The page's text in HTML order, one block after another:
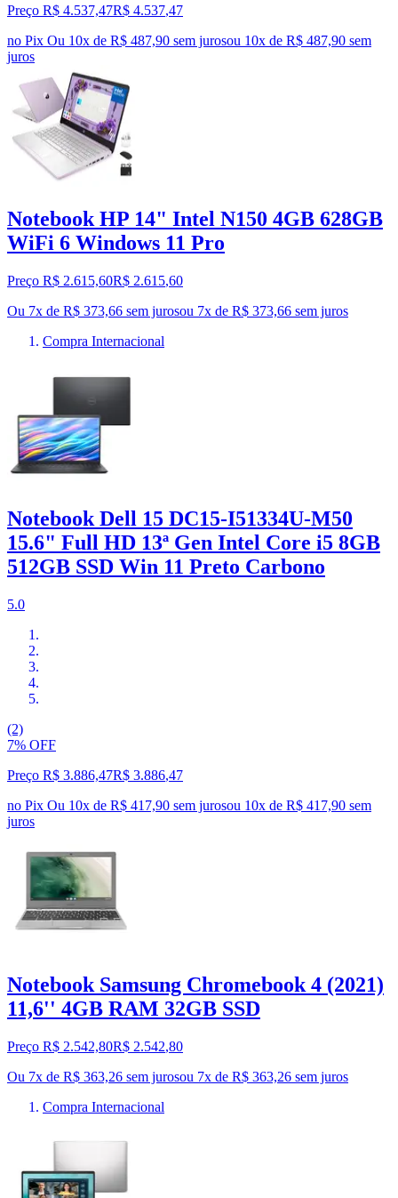
Preço R$ 4.537,47R$ 4.537,47
no Pix Ou 10x de R$ 487,90 sem jurosou 10x de R$ 487,90 sem
juros
Notebook HP 14" Intel N150 4GB 628GB
WiFi 6 Windows 11 Pro
Preço R$ 2.615,60R$ 2.615,60
Ou 7x de R$ 373,66 sem jurosou 7x de R$ 373,66 sem juros
Compra Internacional
Notebook Dell 15 DC15-I51334U-M50
15.6" Full HD 13ª Gen Intel Core i5 8GB
512GB SSD Win 11 Preto Carbono
5.0
(2)
7% OFF
Preço R$ 3.886,47R$ 3.886,47
no Pix Ou 10x de R$ 417,90 sem jurosou 10x de R$ 417,90 sem
juros
Notebook Samsung Chromebook 4 (2021)
11,6'' 4GB RAM 32GB SSD
Preço R$ 2.542,80R$ 2.542,80
Ou 7x de R$ 363,26 sem jurosou 7x de R$ 363,26 sem juros
Compra Internacional